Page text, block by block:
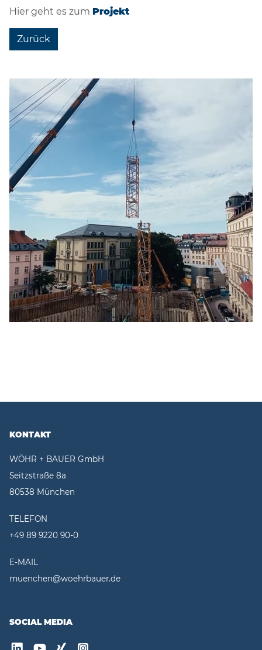
Hier geht es zum Projekt
Zurück
SOCIAL MEDIA
KONTAKT
WÖHR + BAUER GmbH
Seitzstraße 8a
80538 München
TELEFON
+49 89 9220 90-0
E-MAIL
muenchen@woehrbauer.de